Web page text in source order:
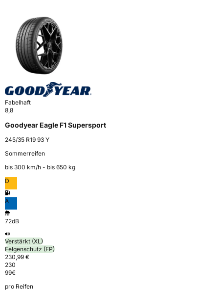
Fabelhaft
8,8
Goodyear Eagle F1 Supersport
245/35 R19 93 Y
Sommerreifen
bis 300 km⁠/⁠h - bis 650 kg
D
A
72dB
Verstärkt (XL)
Felgenschutz (FP)
230,99 €
230
99€
pro Reifen